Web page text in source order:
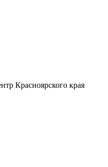
Красноярского края